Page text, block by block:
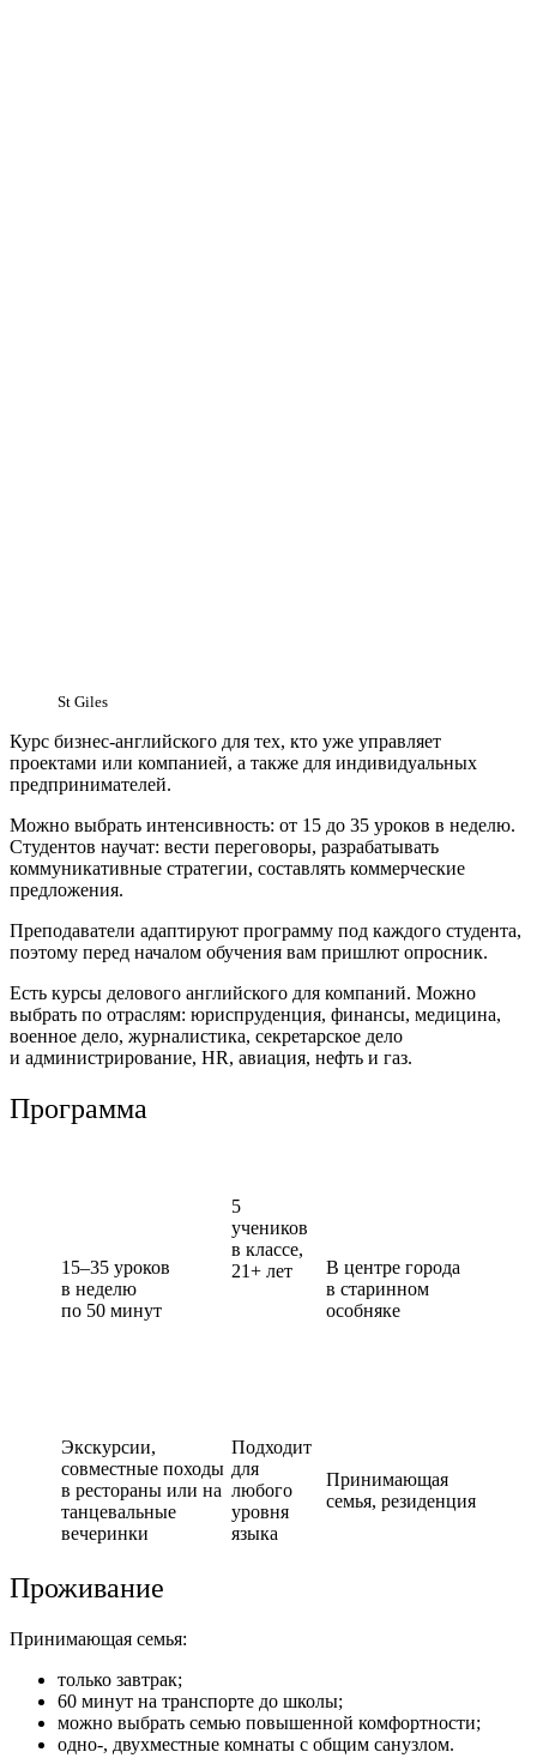
St Giles
Курс бизнес-английского для тех, кто уже управляет
проектами или компанией, а также для индивидуальных
предпринимателей.
Можно выбрать интенсивность: от 15 до 35 уроков в неделю.
Студентов научат: вести переговоры, разрабатывать
коммуникативные стратегии, составлять коммерческие
предложения.
Преподаватели адаптируют программу под каждого студента,
поэтому перед началом обучения вам пришлют опросник.
Есть курсы делового английского для компаний. Можно
выбрать по отраслям: юриспруденция, финансы, медицина,
военное дело, журналистика, секретарское дело
и администрирование, HR, авиация, нефть и газ.
Программа
15–35 уроков
в неделю
по 50 минут
5
учеников
в классе,
21+ лет
В центре города
в старинном
особняке
Экскурсии,
совместные походы
в рестораны или на
танцевальные
вечеринки
Подходит
для
любого
уровня
языка
Принимающая
семья, резиденция
Проживание
Принимающая семья:
только завтрак;
60 минут на транспорте до школы;
можно выбрать семью повышенной комфортности;
одно-, двухместные комнаты с общим санузлом.